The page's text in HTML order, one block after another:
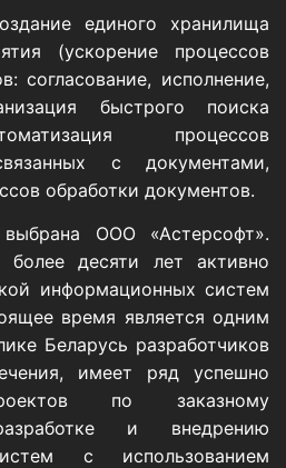
единого хранилища
(ускорение процессов
согласование, исполнение,
быстрого поиска
процессов
с документами,
обработки документов.
ООО «Астерсофт».
более десяти лет активно
информационных систем
время является одним
Беларусь разработчиков
имеет ряд успешно
по заказному
и внедрению
с использованием